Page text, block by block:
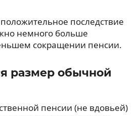
последствие
немного больше
сокращении пенсии.
размер обычной
пенсии (не вдовьей)